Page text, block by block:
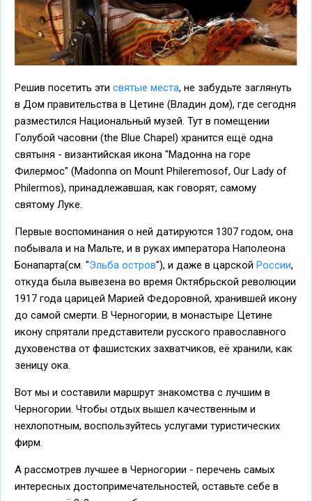
Решив посетить эти святые места, не забудьте заглянуть
в Дом правительства в Цетине (Владин дом), где сегодня
разместился Национальный музей. Тут в помещении
Голубой часовни (the Blue Chapel) хранится ещё одна
святыня - византийская икона "Мадонна на горе
Филермос" (Madonna on Mount Phileremosof, Our Lady of
Philermos), принадлежавшая, как говорят, самому
святому Луке.
Первые воспоминания о ней датируются 1307 годом, она
побывала и на Мальте, и в руках императора Наполеона
Бонапарта(см. "Эльба остров"), и даже в царской России,
откуда была вывезена во время Октябрьской революции
1917 года царицей Марией Федоровной, хранившей икону
до самой смерти. В Черногории, в монастыре Цетине
икону спрятали представители русского православного
духовенства от фашистских захватчиков, её хранили, как
зеницу ока.
Вот мы и составили маршрут знакомства с лучшим в
Черногории. Чтобы отдых вышел качественным и
нехлопотным, воспользуйтесь услугами туристических
фирм.
А рассмотрев лучшее в Черногории - перечень самых
интересных достопримечательностей, оставьте себе в